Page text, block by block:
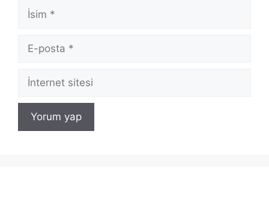
İsim
posta
İnternet
sitesi